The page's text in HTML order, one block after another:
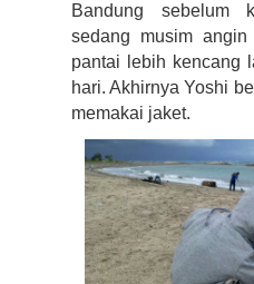
Bandung sebelum
sedang musim
pantai lebih kencang
hari. Akhirnya Yoshi
memakai jaket.